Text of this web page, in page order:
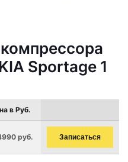
Sportage 1
в Руб.
руб. Записаться